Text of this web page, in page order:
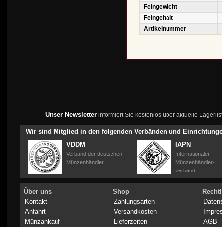
Feingewicht
Feingehalt
Artikelnummer
Unser Newsletterinformiert Sie kostenlos über aktuelle
Wir sind Mitglied in den folgenden Verbänden und
VDDM
Verband der deutschen
Münzenhändler
IAPN
Internationaler
Münzenhändler-
verband
Über uns
Kontakt
Anfahrt
Münzankauf
Shop
Zahlungsarten
Versandkosten
Lieferzeiten
AGB